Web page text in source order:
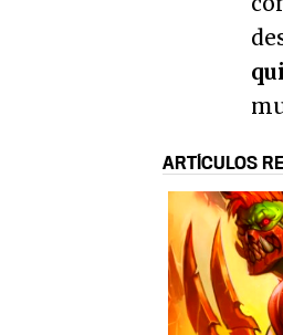
ARTÍCULOS